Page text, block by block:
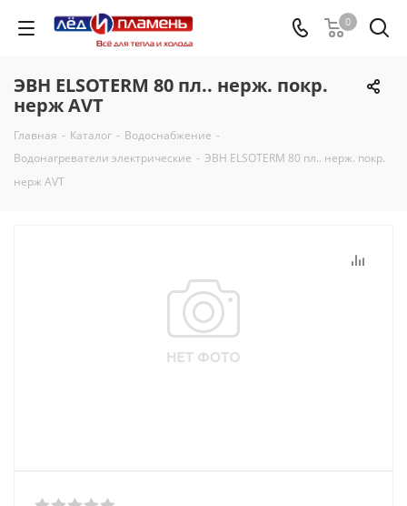
0
ЭВН ELSOTERM 80 пл.. нерж. покр.
нерж АVТ
Главная - Каталог - Водоснабжение -
Водонагреватели электрические - ЭВН ELSOTERM 80 пл.. нерж. покр.
нерж АVТ